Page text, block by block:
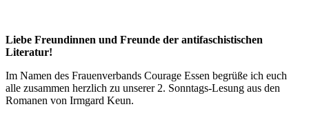
Liebe Freundinnen und Freunde der antifaschistischen
Literatur!
Im Namen des Frauen­verbands Courage Essen begrüße ich euch
alle zusammen herzlich zu unserer 2. Sonntags-Lesung aus den
Romanen von Irmgard Keun.